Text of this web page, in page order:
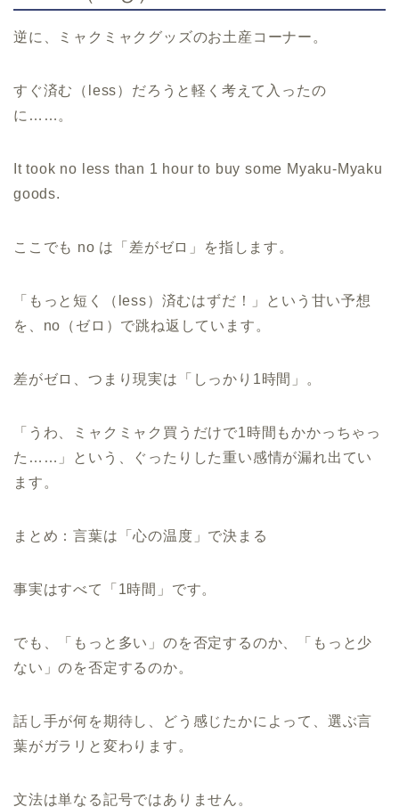
逆に、ミャクミャクグッズのお土産コーナー。
すぐ済む（less）だろうと軽く考えて入ったの
に……。
It took no less than 1 hour to buy some Myaku-Myaku
goods.
ここでも no は「差がゼロ」を指します。
「もっと短く（less）済むはずだ！」という甘い予想
を、no（ゼロ）で跳ね返しています。
差がゼロ、つまり現実は「しっかり1時間」。
「うわ、ミャクミャク買うだけで1時間もかかっちゃっ
た……」という、ぐったりした重い感情が漏れ出てい
ます。
まとめ：言葉は「心の温度」で決まる
事実はすべて「1時間」です。
でも、「もっと多い」のを否定するのか、「もっと少
ない」のを否定するのか。
話し手が何を期待し、どう感じたかによって、選ぶ言
葉がガラリと変わります。
文法は単なる記号ではありません。